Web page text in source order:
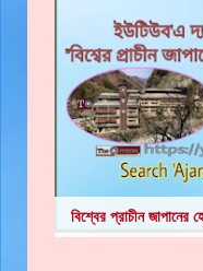
বিশ্বের প্রাচীন